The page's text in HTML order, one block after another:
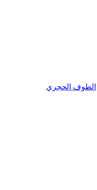
الطوف الحجري